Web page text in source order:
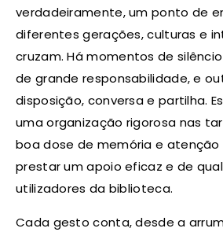
verdadeiramente, um ponto de
diferentes gerações, culturas e
cruzam. Há momentos de
de grande responsabilidade, e
disposição, conversa e partilha.
uma organização rigorosa nas
boa dose de memória e
prestar um apoio eficaz e de
utilizadores da biblioteca.
Cada gesto conta, desde a